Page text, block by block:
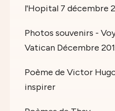
l'Hopital 7 décembre
Photos souvenirs -
Vatican Décembre
Poème de Victor
inspirer